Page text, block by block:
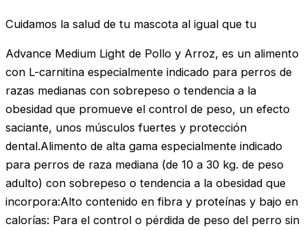
Cuidamos la salud de tu mascota al igual que tu
Advance Medium Light de Pollo y Arroz, es un alimento
con L-carnitina especialmente indicado para perros de
razas medianas con sobrepeso o tendencia a la
obesidad que promueve el control de peso, un efecto
saciante, unos músculos fuertes y protección
dental.Alimento de alta gama especialmente indicado
para perros de raza mediana (de 10 a 30 kg. de peso
adulto) con sobrepeso o tendencia a la obesidad que
incorpora:Alto contenido en fibra y proteínas y bajo en
calorías: Para el control o pérdida de peso del perro sin